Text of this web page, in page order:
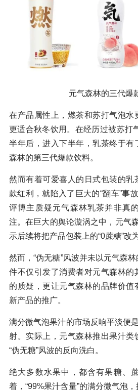
元气森林的三代爆
在产品属性上，燃茶和苏打气泡水
更适合秋冬饮用。在经历过被苏打
半年后，进入下半年，乳茶终于有
森林的第三代爆款饮料。
然而有着可爱喜人的日式包装的乳
款红利，就陷入了巨大的“翻车”事
评博主质疑元气森林乳茶并非真
注。在巨大的舆论漩涡之中，元气
示后续将把产品包装上的“0蔗糖”改为
然而，“伪无糖”风波并未以元气森
件不仅引发了消费者对元气森林的
的质疑，更让元气森林的品牌价值
新产品的推广。
满分微气泡果汁的市场反响平淡便
射。实际上，元气森林推出果汁类
“伪无糖”风波的反向洗白。
绝大多数水果中，都含有果糖、
着，“99%果汁含量”的满分微气泡